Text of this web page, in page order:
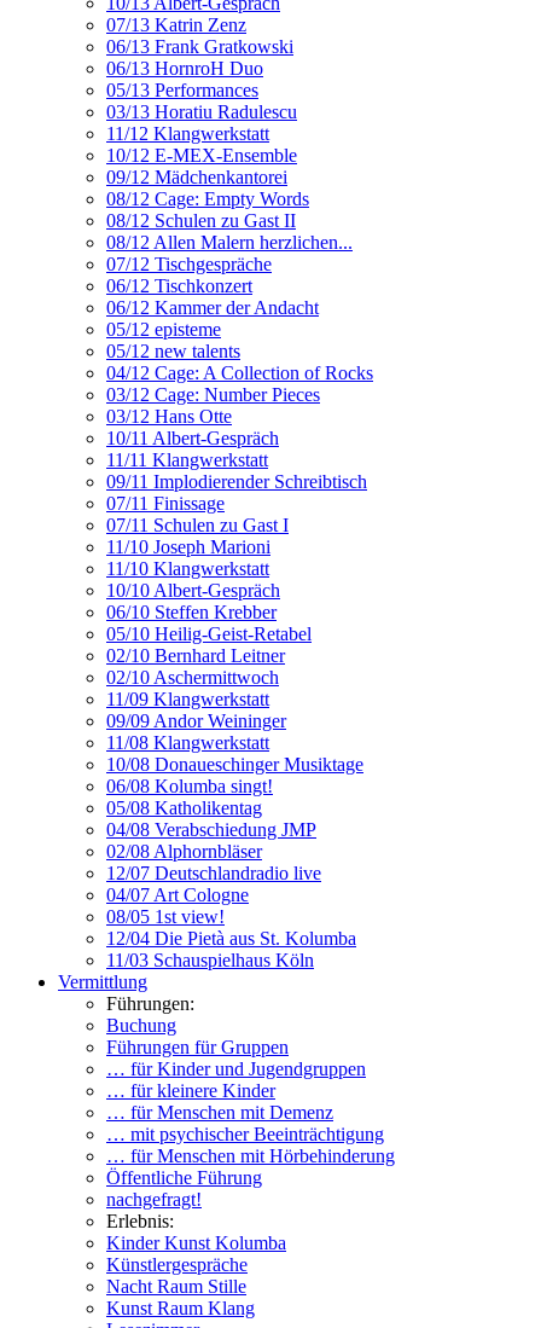
07/13 Katrin Zenz
06/13 Frank Gratkowski
06/13 HornroH Duo
05/13 Performances
03/13 Horatiu Radulescu
11/12 Klangwerkstatt
10/12 E-MEX-Ensemble
09/12 Mädchenkantorei
08/12 Cage: Empty Words
08/12 Schulen zu Gast II
08/12 Allen Malern herzlichen...
07/12 Tischgespräche
06/12 Tischkonzert
06/12 Kammer der Andacht
05/12 episteme
05/12 new talents
04/12 Cage: A Collection of Rocks
03/12 Cage: Number Pieces
03/12 Hans Otte
10/11 Albert-Gespräch
11/11 Klangwerkstatt
09/11 Implodierender Schreibtisch
07/11 Finissage
07/11 Schulen zu Gast I
11/10 Joseph Marioni
11/10 Klangwerkstatt
10/10 Albert-Gespräch
06/10 Steffen Krebber
05/10 Heilig-Geist-Retabel
02/10 Bernhard Leitner
02/10 Aschermittwoch
11/09 Klangwerkstatt
09/09 Andor Weininger
11/08 Klangwerkstatt
10/08 Donaueschinger Musiktage
06/08 Kolumba singt!
05/08 Katholikentag
04/08 Verabschiedung JMP
02/08 Alphornbläser
12/07 Deutschlandradio live
04/07 Art Cologne
08/05 1st view!
12/04 Die Pietà aus St. Kolumba
11/03 Schauspielhaus Köln
Vermittlung
Führungen:
Buchung
Führungen für Gruppen
… für Kinder und Jugendgruppen
… für kleinere Kinder
… für Menschen mit Demenz
… mit psychischer Beeinträchtigung
… für Menschen mit Hörbehinderung
Öffentliche Führung
nachgefragt!
Erlebnis:
Kinder Kunst Kolumba
Künstlergespräche
Nacht Raum Stille
Kunst Raum Klang